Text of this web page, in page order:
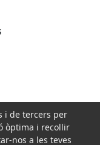
i de tercers per
òptima i recollir
nos a les teves